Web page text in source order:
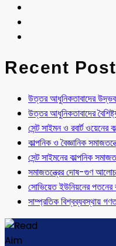
Recent Post
উত্তর আধুনিকতাবাদের
উত্তর আধুনিকতাবাদের
সেন্ট সাইমন ও রবার্ট ওয়েনের
কাল্পনিক ও বৈজ্ঞানিক
সেন্ট সাইমনের কাল্পনিক
সমাজতন্ত্রের দোষ-গুণ
সোভিয়েত ইউনিয়নের
সাম্প্রতিক বিশ্বব্যবস্থায়